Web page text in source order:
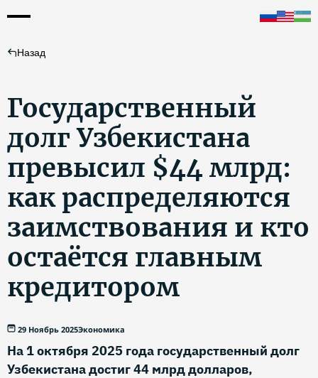
Назад
Государственный
долг Узбекистана
превысил $44 млрд:
как распределяются
заимствования и кто
остаётся главным
кредитором
29 Ноябрь 2025Экономика
На 1 октября 2025 года государственный долг
Узбекистана достиг 44 млрд долларов,